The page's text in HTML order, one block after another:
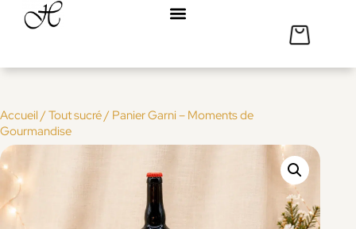
Accueil /Tout sucré/ Panier Garni – Moments de
Gourmandise